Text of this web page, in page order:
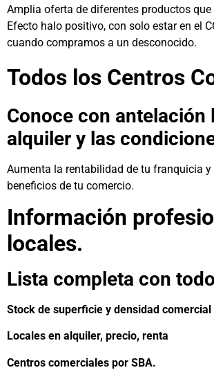
Amplia oferta de diferentes productos
Efecto halo positivo, con solo estar en el
cuando compramos a un desconocido.
Todos los Centros
Conoce con
alquiler y las
Aumenta la rentabilidad de tu franquicia
beneficios de tu comercio.
Información
locales.
Lista completa con
Stock de superficie y densidad
Locales en alquiler, precio, renta
Centros comerciales por SBA.